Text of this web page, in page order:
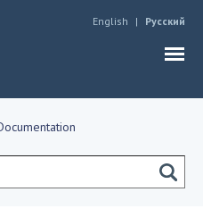
English Русский